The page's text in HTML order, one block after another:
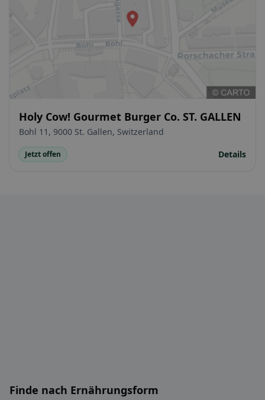
Holy Cow! Gourmet Burger Co. ST. GALLEN
Bohl 11, 9000 St. Gallen, Switzerland
Jetzt offen Details
Finde nach Ernährungsform